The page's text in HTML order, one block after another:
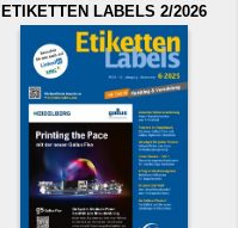
ETIKETTEN LABELS 2/2026